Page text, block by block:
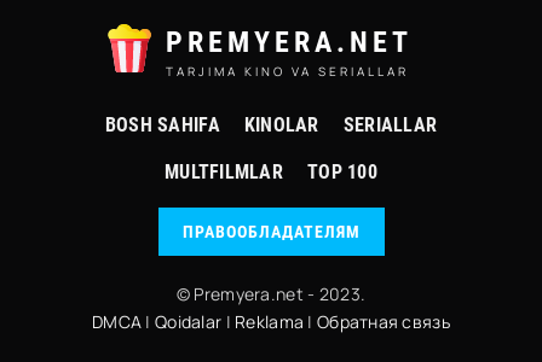
PREMYERA.NET
TARJIMA KINO VA SERIALLAR
BOSH SAHIFA KINOLAR SERIALLAR
MULTFILMLAR TOP 100
ПРАВООБЛАДАТЕЛЯМ
© Premyera.net - 2023.
DMCA |Qoidalar | Reklama | Обратная связь